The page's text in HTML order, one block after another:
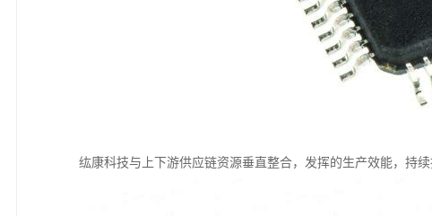
纮康科技与上下游供应链资源垂直整合，发挥的生产效能，持